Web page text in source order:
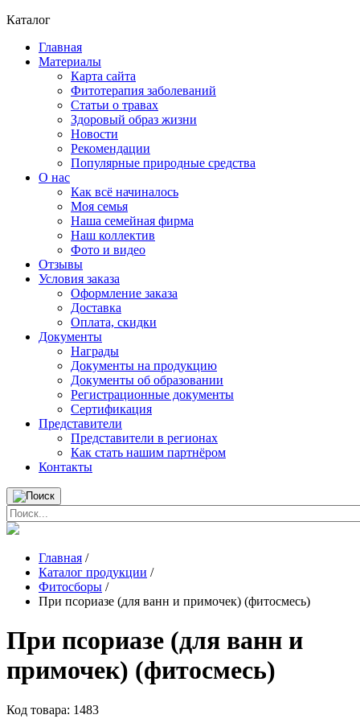
Каталог
Главная
Материалы
Карта сайта
Фитотерапия заболеваний
Статьи о травах
Здоровый образ жизни
Новости
Рекомендации
Популярные природные средства
О нас
Как всё начиналось
Моя семья
Наша семейная фирма
Наш коллектив
Фото и видео
Отзывы
Условия заказа
Оформление заказа
Доставка
Оплата, скидки
Документы
Награды
Документы на продукцию
Документы об образовании
Регистрационные документы
Сертификация
Представители
Представители в регионах
Как стать нашим партнёром
Контакты
Главная /
Каталог продукции /
Фитосборы /
При псориазе (для ванн и примочек) (фитосмесь)
При псориазе (для ванн и
примочек) (фитосмесь)
Код товара: 1483